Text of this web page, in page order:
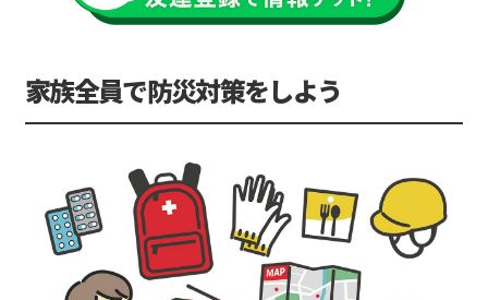
家族全員で防災対策をしよう